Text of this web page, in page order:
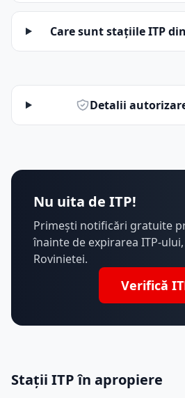
Care sunt stațiile ITP
Detalii
Nu uita de ITP!
Primești notificări gratuite
înainte de expirarea ITP-ului,
Rovinietei.
Verifică
Stații ITP în apropiere